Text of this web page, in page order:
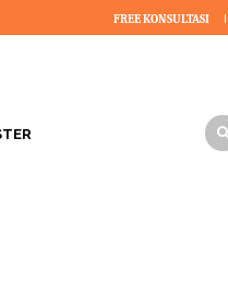
FREE KONSULTASI